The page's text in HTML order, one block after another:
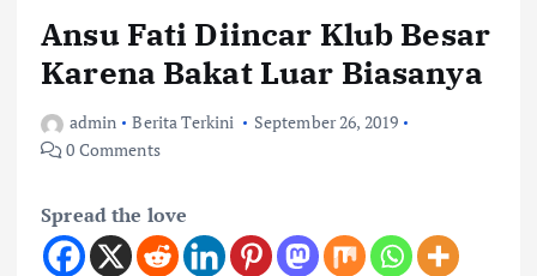
Ansu Fati Diincar Klub Besar
Karena Bakat Luar Biasanya
admin Berita Terkini
September 26, 2019
0 Comments
Spread the love